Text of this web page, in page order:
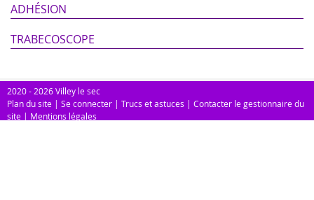
ADHÉSION
TRABECOSCOPE
2020 - 2026 Villey le sec
Plan du site | Se connecter | Trucs et astuces | Contacter le gestionnaire du
site | Mentions légales